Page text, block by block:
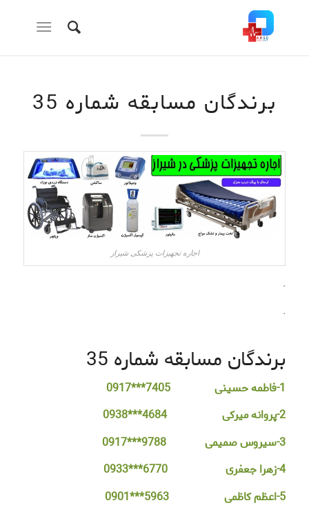
برندگان مسابقه شماره 35
اجاره تجهیزات پزشکی شیراز
.
.
برندگان مسابقه شماره 35
1-فاطمه حسینی 7405***0917
2-پروانه میرکی 4684***0938
3-سیروس صمیمی 9788***0917
4-زهرا جعفری 6770***0933
5-اعظم کاظمی 5963***0901